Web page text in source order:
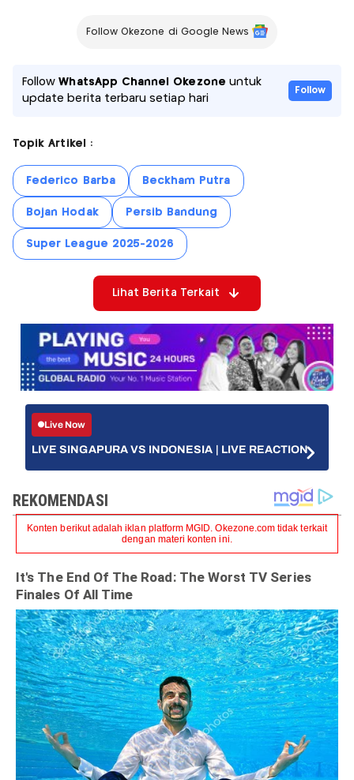
Follow Okezone di Google News
FollowWhatsApp Channel Okezone untuk
update berita terbaru setiap hari
Follow
Topik Artikel :
Federico Barba Beckham Putra
Bojan Hodak Persib Bandung
Super League 2025-2026
Lihat Berita Terkait
Live Now
LIVE SINGAPURA VS INDONESIA | LIVE REACTION